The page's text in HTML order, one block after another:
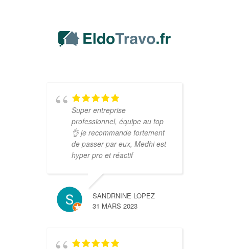
Super entreprise
professionnel, équipe au top
👌 je recommande fortement
de passer par eux, Medhi est
hyper pro et réactif
SANDRNINE LOPEZ
31 MARS 2023